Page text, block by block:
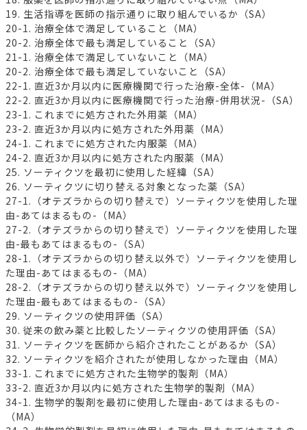
19. 生活指導を医師の指示通りに取り組んでいるか（SA）
20-1. 治療全体で満足していること（MA）
20-2. 治療全体で最も満足していること（SA）
21-1. 治療全体で満足していないこと（MA）
20-2. 治療全体で最も満足していないこと（SA）
22-1. 直近3か月以内に医療機関で行った治療-全体-（MA）
22-2. 直近3か月以内に医療機関で行った治療-併用状況-（SA）
23-1. これまでに処方された外用薬（MA）
23-2. 直近3か月以内に処方された外用薬（MA）
24-1. これまでに処方された内服薬（MA）
24-2. 直近3か月以内に処方された内服薬（MA）
25. ソーティクツを最初に使用した経緯（SA）
26. ソーティクツに切り替える対象となった薬（SA）
27-1.（オテズラからの切り替えで）ソーティクツを使用した理
由-あてはまるもの-（MA）
27-2.（オテズラからの切り替えで）ソーティクツを使用した理
由-最もあてはまるもの-（SA）
28-1.（オテズラからの切り替え以外で）ソーティクツを使用し
た理由-あてはまるもの-（MA）
28-2.（オテズラからの切り替え以外で）ソーティクツを使用し
た理由-最もあてはまるもの-（SA）
29. ソーティクツの使用評価（SA）
30. 従来の飲み薬と比較したソーティクツの使用評価（SA）
31. ソーティクツを医師から紹介されたことがあるか（SA）
32. ソーティクツを紹介されたが使用しなかった理由（MA）
33-1. これまでに処方された生物学的製剤（MA）
33-2. 直近3か月以内に処方された生物学的製剤（MA）
34-1. 生物学的製剤を最初に使用した理由-あてはまるもの-
（MA）